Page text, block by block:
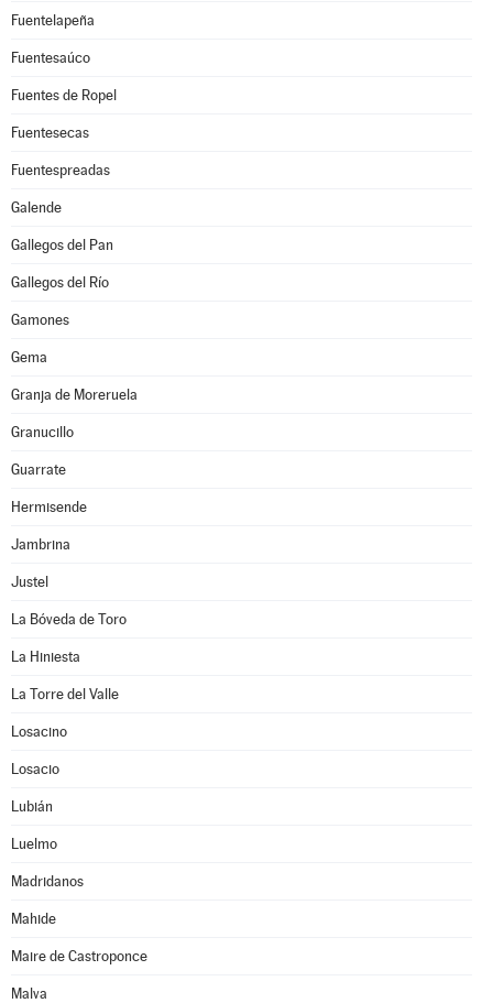
Fuentelapeña
Fuentesaúco
Fuentes de Ropel
Fuentesecas
Fuentespreadas
Galende
Gallegos del Pan
Gallegos del Río
Gamones
Gema
Granja de Moreruela
Granucillo
Guarrate
Hermisende
Jambrina
Justel
La Bóveda de Toro
La Hiniesta
La Torre del Valle
Losacino
Losacio
Lubián
Luelmo
Madridanos
Mahide
Maire de Castroponce
Malva